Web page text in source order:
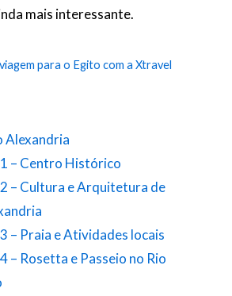
mais interessante.
para o Egito com a Xtravel
Alexandria
– Centro Histórico
– Cultura e Arquitetura de
– Praia e Atividades locais
– Rosetta e Passeio no Rio